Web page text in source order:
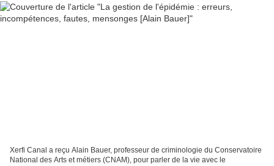
Xerfi Canal a reçu Alain Bauer, professeur de criminologie du Conservatoire
National des Arts et métiers (CNAM), pour parler de la vie avec le